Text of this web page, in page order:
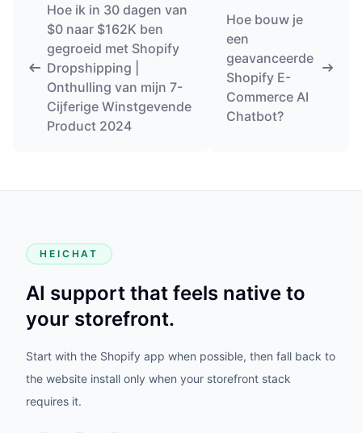
Hoe ik in 30 dagen van
$0 naar $162K ben
gegroeid met Shopify
Dropshipping |
Onthulling van mijn 7-
Cijferige Winstgevende
Product 2024
Hoe bouw je
een
geavanceerde
Shopify E-
Commerce AI
Chatbot?
HEICHAT
AI support that feels native to
your storefront.
Start with the Shopify app when possible, then fall back to
the website install only when your storefront stack
requires it.